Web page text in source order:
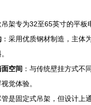
吊架专为32至65英寸的平
：采用优质钢材制造，主
空间 ：与传统壁挂方式不
觉体验。
是固定式吊架，但设计上